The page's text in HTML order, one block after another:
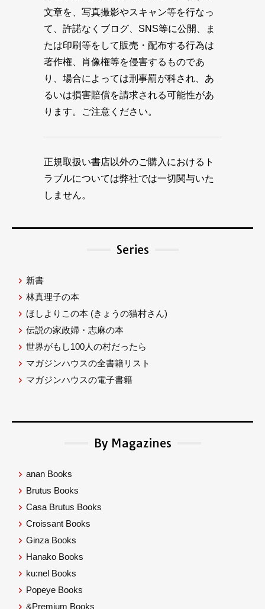
文章を、写真撮影やスキャン等を行なっ
て、許諾なくブログ、SNS等に公開、ま
たは印刷等をして販売・配布する行為は
著作権、肖像権等を侵害するものであ
り、場合によっては刑事罰が科され、あ
るいは損害賠償を請求される可能性があ
ります。ご注意ください。
正規取扱い書店以外のご購入におけるト
ラブルについては弊社では一切関与いた
しません。
Series
新書
林真理子の本
ほしよりこの本 (きょうの猫村さん)
伝説の家政婦・志麻の本
世界がもし100人の村だったら
マガジンハウスの全書籍リスト
マガジンハウスの電子書籍
By Magazines
anan Books
Brutus Books
Casa Brutus Books
Croissant Books
Ginza Books
Hanako Books
ku:nel Books
Popeye Books
&Premium Books